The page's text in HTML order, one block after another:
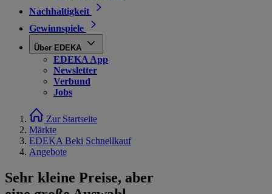
Nachhaltigkeit
Gewinnspiele
Über EDEKA
EDEKA App
Newsletter
Verbund
Jobs
Zur Startseite
Märkte
EDEKA Beki Schnellkauf
Angebote
Sehr kleine Preise, aber